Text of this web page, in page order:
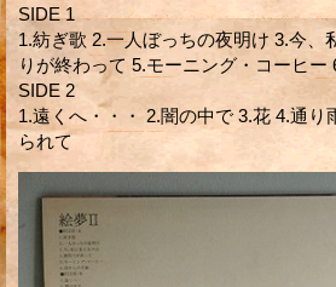
SIDE 1
1.紡ぎ歌 2.一人ぼっちの夜明け 3.今、
りが終わって 5.モーニング・コーヒー
SIDE 2
1.遠くへ・・・ 2.闇の中で 3.花 4.通り
られて